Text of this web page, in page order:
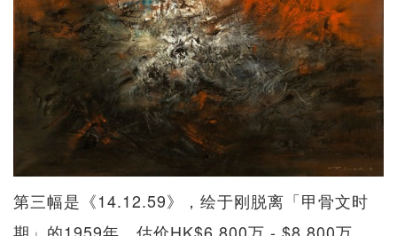
第三幅是《14.12.59》，绘于刚脱离「甲骨文时
期」的1959年，估价HK$6,800万 - $8,800万。